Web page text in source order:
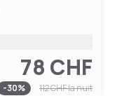
78 CHF
-30% 112 CHFla nuit